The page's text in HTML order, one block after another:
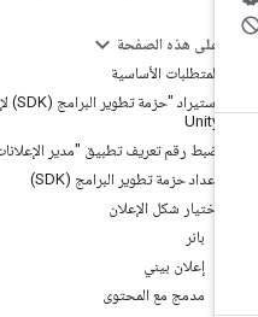
على هذه الصفحة
المتطلبات الأساسية
Unity
ضبط رقم تعريف تطبيق "مدير الإعلانات"
إعداد حزمة تطوير البرامج (SDK)
اختيار شكل الإعلان
إعلان بيني
مدمج مع المحتوى